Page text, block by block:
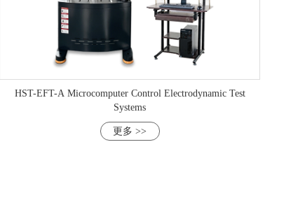
HST-EFT-A Microcomputer Control Electrodynamic Test
Systems
更多 >>